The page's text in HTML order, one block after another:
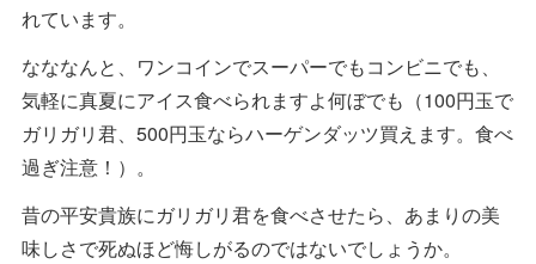
れています。
なななんと、ワンコインでスーパーでもコンビニでも、
気軽に真夏にアイス食べられますよ何ぼでも（100円玉で
ガリガリ君、500円玉ならハーゲンダッツ買えます。食べ
過ぎ注意！）。
昔の平安貴族にガリガリ君を食べさせたら、あまりの美
味しさで死ぬほど悔しがるのではないでしょうか。